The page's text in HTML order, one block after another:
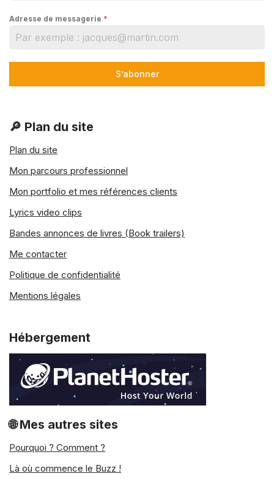
Adresse de messagerie *
S’abonner
🔎 Plan du site
Plan du site
Mon parcours professionnel
Mon portfolio et mes références clients
Lyrics video clips
Bandes annonces de livres (Book trailers)
Me contacter
Politique de confidentialité
Mentions légales
Hébergement
🌐 Mes autres sites
Pourquoi ? Comment ?
Là où commence le Buzz !